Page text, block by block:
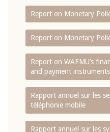
Report on Monetary
Report on Monetary
Report on WAEMU’s
and payment
Rapport annuel sur les
téléphonie mobile
Rapport annuel sur les